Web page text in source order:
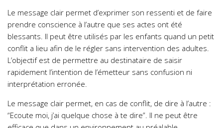
Le message clair permet d’exprimer son ressenti et de faire
prendre conscience à l’autre que ses actes ont été
blessants. Il peut être utilisés par les enfants quand un petit
conflit a lieu afin de le régler sans intervention des adultes.
L’objectif est de permettre au destinataire de saisir
rapidement l’intention de l’émetteur sans confusion ni
interprétation erronée.
Le message clair permet, en cas de conflit, de dire à l’autre :
“Ecoute moi, j’ai quelque chose à te dire”. Il ne peut être